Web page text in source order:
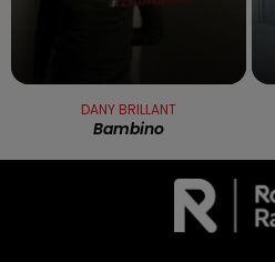
DANY BRILLANT
Bambino